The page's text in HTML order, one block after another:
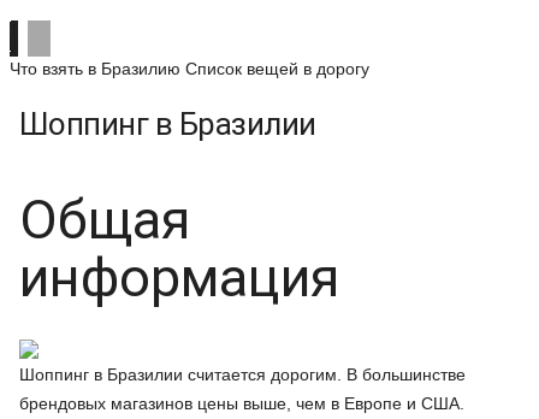
Что взять в Бразилию Список вещей в дорогу
Шоппинг в Бразилии
Общая
информация
Шоппинг в Бразилии считается дорогим. В большинстве
брендовых магазинов цены выше, чем в Европе и США.